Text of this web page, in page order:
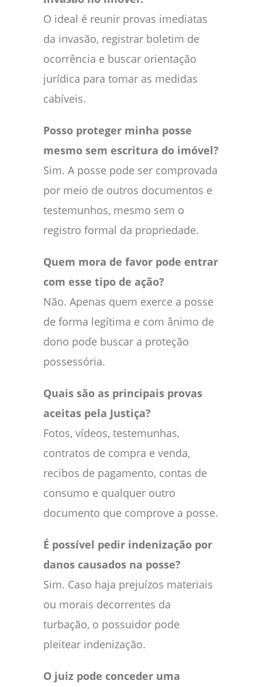
O ideal é reunir provas imediatas
da invasão, registrar boletim de
ocorrência e buscar orientação
jurídica para tomar as medidas
cabíveis.
Posso proteger minha posse
mesmo sem escritura do imóvel?
Sim. A posse pode ser comprovada
por meio de outros documentos e
testemunhos, mesmo sem o
registro formal da propriedade.
Quem mora de favor pode entrar
com esse tipo de ação?
Não. Apenas quem exerce a posse
de forma legítima e com ânimo de
dono pode buscar a proteção
possessória.
Quais são as principais provas
aceitas pela Justiça?
Fotos, vídeos, testemunhas,
contratos de compra e venda,
recibos de pagamento, contas de
consumo e qualquer outro
documento que comprove a posse.
É possível pedir indenização por
danos causados na posse?
Sim. Caso haja prejuízos materiais
ou morais decorrentes da
turbação, o possuidor pode
pleitear indenização.
O juiz pode conceder uma